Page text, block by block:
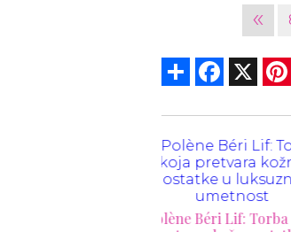
«
Share Facebook